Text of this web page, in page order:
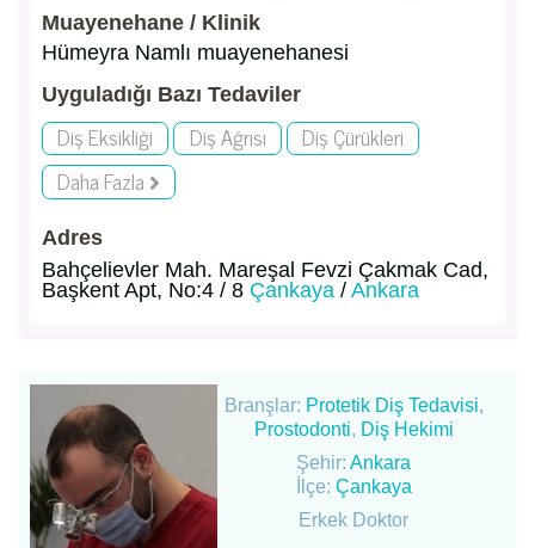
Muayenehane / Klinik
Hümeyra Namlı muayenehanesi
Uyguladığı Bazı Tedaviler
Diş Eksikliği Diş Ağrısı
Diş Çürükleri
Daha Fazla
Adres
Bahçelievler Mah. Mareşal Fevzi Çakmak Cad,
Başkent Apt, No:4 / 8 Çankaya / Ankara
Branşlar: Protetik Diş Tedavisi,
Prostodonti, Diş Hekimi
Şehir:Ankara
İlçe: Çankaya
Erkek Doktor